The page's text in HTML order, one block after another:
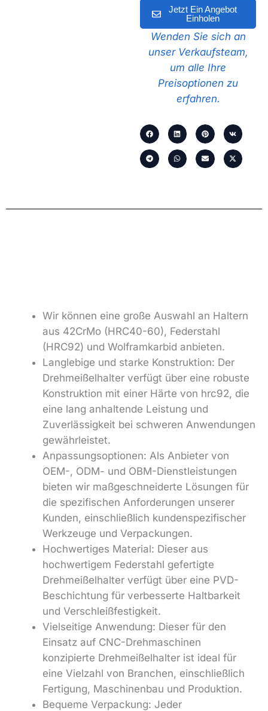
Jetzt Ein Angebot
Einholen
Wenden Sie sich an
unser Verkaufsteam,
um alle Ihre
Preisoptionen zu
erfahren.
Wir können eine große Auswahl an Haltern
aus 42CrMo (HRC40-60), Federstahl
(HRC92) und Wolframkarbid anbieten.
Langlebige und starke Konstruktion: Der
Drehmeißelhalter verfügt über eine robuste
Konstruktion mit einer Härte von hrc92, die
eine lang anhaltende Leistung und
Zuverlässigkeit bei schweren Anwendungen
gewährleistet.
Anpassungsoptionen: Als Anbieter von
OEM-, ODM- und OBM-Dienstleistungen
bieten wir maßgeschneiderte Lösungen für
die spezifischen Anforderungen unserer
Kunden, einschließlich kundenspezifischer
Werkzeuge und Verpackungen.
Hochwertiges Material: Dieser aus
hochwertigem Federstahl gefertigte
Drehmeißelhalter verfügt über eine PVD-
Beschichtung für verbesserte Haltbarkeit
und Verschleißfestigkeit.
Vielseitige Anwendung: Dieser für den
Einsatz auf CNC-Drehmaschinen
konzipierte Drehmeißelhalter ist ideal für
eine Vielzahl von Branchen, einschließlich
Fertigung, Maschinenbau und Produktion.
Bequeme Verpackung: Jeder